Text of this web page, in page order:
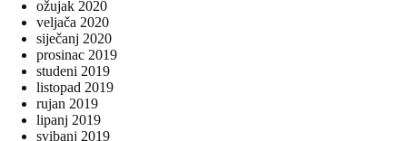
ožujak 2020
veljača 2020
siječanj 2020
prosinac 2019
studeni 2019
listopad 2019
rujan 2019
lipanj 2019
svibanj 2019